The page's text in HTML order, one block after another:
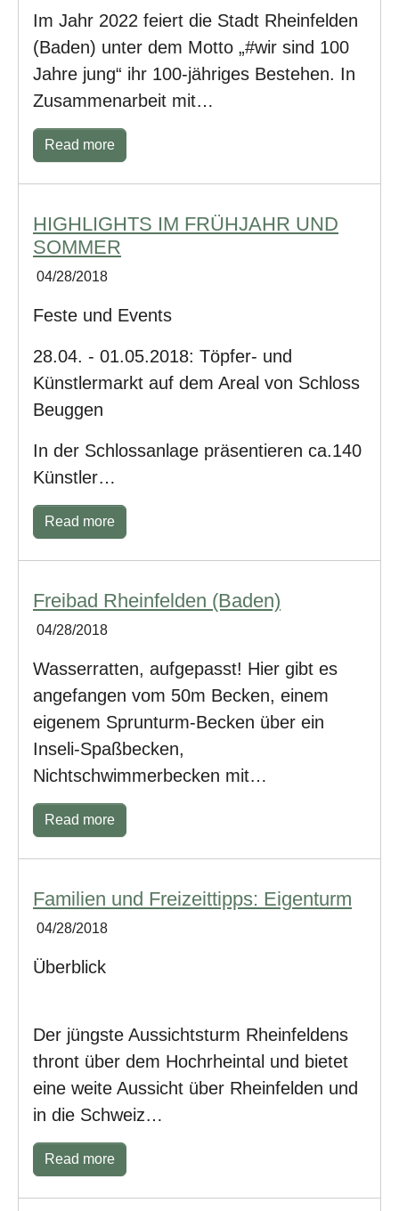
Im Jahr 2022 feiert die Stadt Rheinfelden
(Baden) unter dem Motto „#wir sind 100
Jahre jung“ ihr 100-jähriges Bestehen. In
Zusammenarbeit mit…
Read more
HIGHLIGHTS IM FRÜHJAHR UND
SOMMER
04/28/2018
Feste und Events
28.04. - 01.05.2018: Töpfer- und
Künstlermarkt auf dem Areal von Schloss
Beuggen
In der Schlossanlage präsentieren ca.140
Künstler…
Read more
Freibad Rheinfelden (Baden)
04/28/2018
Wasserratten, aufgepasst! Hier gibt es
angefangen vom 50m Becken, einem
eigenem Sprunturm-Becken über ein
Inseli-Spaßbecken,
Nichtschwimmerbecken mit…
Read more
Familien und Freizeittipps: Eigenturm
04/28/2018
Überblick
Der jüngste Aussichtsturm Rheinfeldens
thront über dem Hochrheintal und bietet
eine weite Aussicht über Rheinfelden und
in die Schweiz…
Read more